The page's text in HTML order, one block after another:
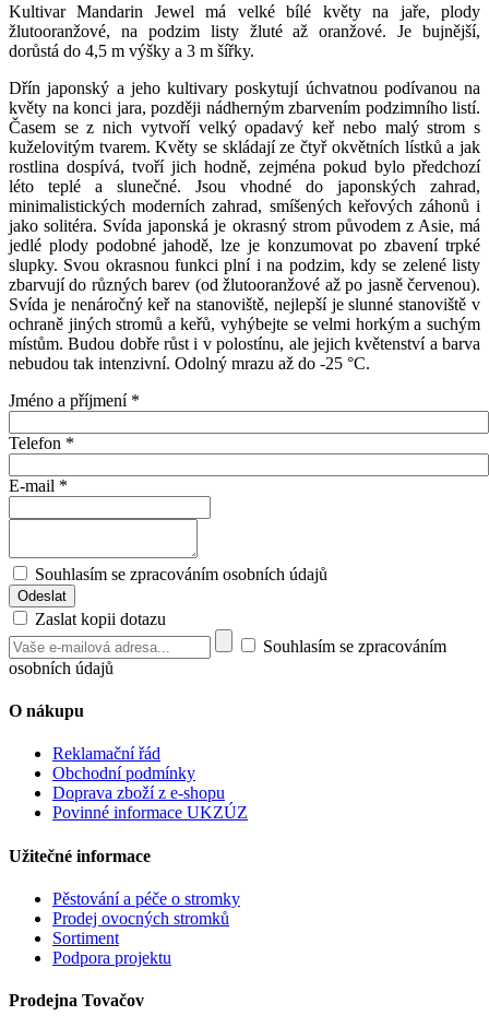
Kultivar Mandarin Jewel má velké bílé květy na jaře, plody
žlutooranžové, na podzim listy žluté až oranžové. Je bujnější,
dorůstá do 4,5 m výšky a 3 m šířky.
Dřín japonský a jeho kultivary poskytují úchvatnou podívanou na
květy na konci jara, později nádherným zbarvením podzimního listí.
Časem se z nich vytvoří velký opadavý keř nebo malý strom s
kuželovitým tvarem. Květy se skládají ze čtyř okvětních lístků a jak
rostlina dospívá, tvoří jich hodně, zejména pokud bylo předchozí
léto teplé a slunečné. Jsou vhodné do japonských zahrad,
minimalistických moderních zahrad, smíšených keřových záhonů i
jako solitéra. Svída japonská je okrasný strom původem z Asie, má
jedlé plody podobné jahodě, lze je konzumovat po zbavení trpké
slupky. Svou okrasnou funkci plní i na podzim, kdy se zelené listy
zbarvují do různých barev (od žlutooranžové až po jasně červenou).
Svída je nenáročný keř na stanoviště, nejlepší je slunné stanoviště v
ochraně jiných stromů a keřů, vyhýbejte se velmi horkým a suchým
místům. Budou dobře růst i v polostínu, ale jejich květenství a barva
nebudou tak intenzivní. Odolný mrazu až do -25 °C.
Jméno a příjmení *
Telefon *
E-mail *
Souhlasím se zpracováním osobních údajů
Zaslat kopii dotazu
Souhlasím se zpracováním
osobních údajů
O nákupu
Reklamační řád
Obchodní podmínky
Doprava zboží z e-shopu
Povinné informace UKZÚZ
Užitečné informace
Pěstování a péče o stromky
Prodej ovocných stromků
Sortiment
Podpora projektu
Prodejna Tovačov